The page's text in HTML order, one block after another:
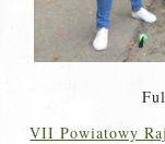
VII Powiatowy